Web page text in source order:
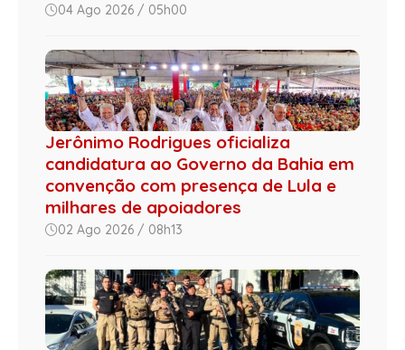
04 Ago 2026 / 05h00
Jerônimo Rodrigues oficializa
candidatura ao Governo da Bahia em
convenção com presença de Lula e
milhares de apoiadores
02 Ago 2026 / 08h13